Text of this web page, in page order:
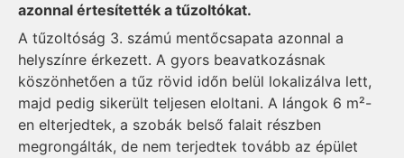
azonnal értesítették a tűzoltókat.
A tűzoltóság 3. számú mentőcsapata azonnal a
helyszínre érkezett. A gyors beavatkozásnak
köszönhetően a tűz rövid időn belül lokalizálva lett,
majd pedig sikerült teljesen eloltani. A lángok 6 m²-
en elterjedtek, a szobák belső falait részben
megrongálták, de nem terjedtek tovább az épület